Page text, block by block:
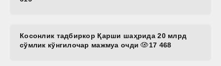
Косонлик тадбиркор Қарши шаҳрида 20 млрд
сўмлик кўнгилочар мажмуа очди
17 468